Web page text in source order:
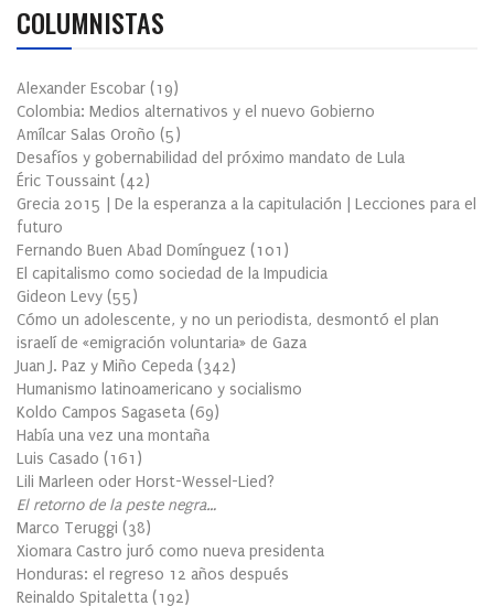
COLUMNISTAS
Alexander Escobar (19)
Colombia: Medios alternativos y el nuevo Gobierno
Amílcar Salas Oroño (5)
Desafíos y gobernabilidad del próximo mandato de Lula
Éric Toussaint (42)
Grecia 2015 | De la esperanza a la capitulación | Lecciones para el
futuro
Fernando Buen Abad Domínguez (101 )
El capitalismo como sociedad de la Impudicia
Gideon Levy (55)
Cómo un adolescente, y no un periodista, desmontó el plan
israelí de «emigración voluntaria» de Gaza
Juan J. Paz y Miño Cepeda (342)
Humanismo latinoamericano y socialismo
Koldo Campos Sagaseta (69)
Había una vez una montaña
Luis Casado (161 )
Lili Marleen oder Horst-Wessel-Lied?
El retorno de la peste negra…
Marco Teruggi (38)
Xiomara Castro juró como nueva presidenta
Honduras: el regreso 12 años después
Reinaldo Spitaletta (192)